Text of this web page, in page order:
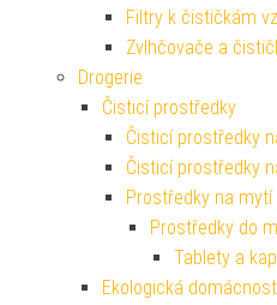
Filtry k čističkám
Zvlhčovače a
Drogerie
Čisticí prostředky
Čisticí prostředky
Čisticí prostředky
Prostředky na mytí
Prostředky do
Tablety a
Ekologická domácnost